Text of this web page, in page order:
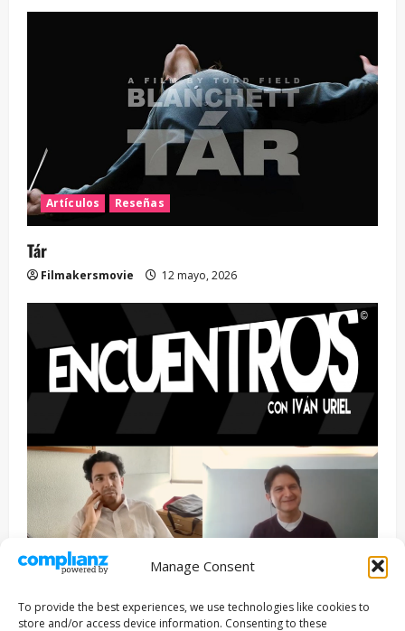
Manage Consent
To provide the best experiences, we use technologies like cookies to
store and/or access device information. Consenting to these
Artículos Reseñas
Tár
Filmakersmovie 12 mayo, 2026
Entrevista Series
ENCUENTROS CON IVÁN URIEL T3E22: JUAN PATRICIO